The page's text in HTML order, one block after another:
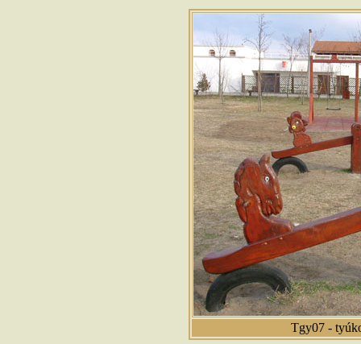
Tgy07 -